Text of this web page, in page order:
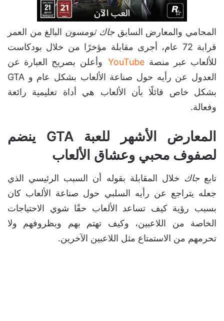
المحامي والمعارض السابقجاك ثومسون البالغ من العمر
قرابة 72 عام، أجرى مقابلة مؤخرًا من خلال بودكاست
للألعاب عبر منصة YouTube وأعلن بصريح العبارة عن
العدول عن رأيه حول صناعة الألعاب بشكل عام و GTA
بشكل خاص قائلًا بأن الألعاب هي أداة تعليمية رائعة
وفعالة.
المعارض الأشهر للعبة GTA ينضم
لصفوف محبي وعشاق الألعاب
تابعجاك خلال المقابلة بقوله أن السبب الرئيسي الذي
جعله يتراجع عن رأيه السلبي حول صناعة الألعاب كان
بسبب رؤية كيف تساعد الألعاب حقًا شوي الاحتياجات
الخاصة من اللاعبين، وكيف تهتم بهم وبظروفهم ولا
تحرمهم من الاستمتاع مثل اللاعبين الآخرين.